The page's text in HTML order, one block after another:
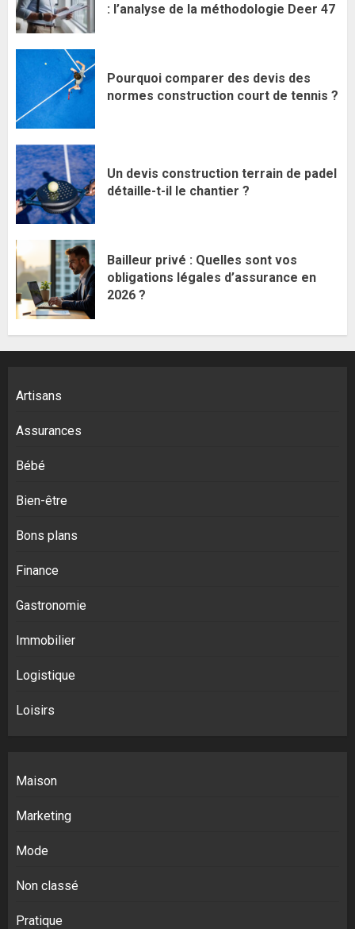
: l’analyse de la méthodologie Deer 47
Pourquoi comparer des devis des
normes construction court de tennis ?
Un devis construction terrain de padel
détaille-t-il le chantier ?
Bailleur privé : Quelles sont vos
obligations légales d’assurance en
2026 ?
Artisans
Assurances
Bébé
Bien-être
Bons plans
Finance
Gastronomie
Immobilier
Logistique
Loisirs
Maison
Marketing
Mode
Non classé
Pratique